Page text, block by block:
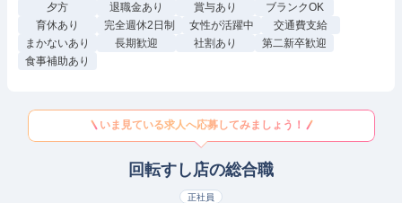
夕方
退職金あり 賞与あり
ブランクOK
育休あり
完全週休2日制 女性が活躍中
交通費支給
まかないあり
長期歓迎 社割あり
第二新卒歓迎
食事補助あり
いま見ている求人へ応募してみましょう！
回転すし店の総合職
正社員